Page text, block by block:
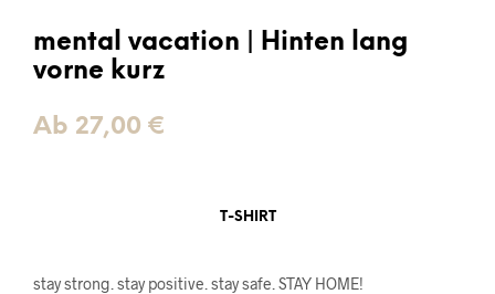
mental vacation | Hinten lang
vorne kurz
Ab 27,00 €
T-SHIRT
stay strong. stay positive. stay safe. STAY HOME!